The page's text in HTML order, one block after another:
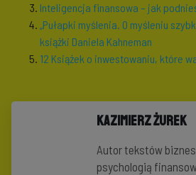
Inteligencja finansowa – jak
„Pułapki myślenia. O myśleniu
książki Daniela Kahneman
12 Książek o inwestowaniu, które
Kazimierz Żurek
Autor tekstów
psychologią